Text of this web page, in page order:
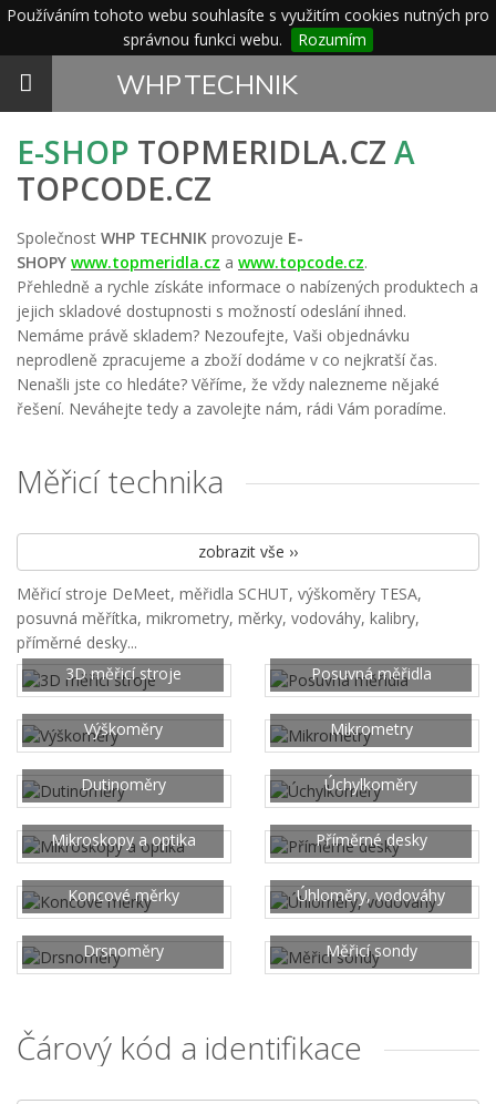
Používáním tohoto webu souhlasíte s využitím cookies nutných pro
správnou funkci webu.
Rozumím
Toggle
WHPTECHNIK
E-SHOP TOPMERIDLA.CZ A
TOPCODE.CZ
Společnost WHP TECHNIK provozuje E-
SHOPY www.topmeridla.cz a www.topcode.cz.
Přehledně a rychle získáte informace o nabízených produktech a
jejich skladové dostupnosti s možností odeslání ihned.
Nemáme právě skladem? Nezoufejte, Vaši objednávku
neprodleně zpracujeme a zboží dodáme v co nejkratší čas.
Nenašli jste co hledáte? Věříme, že vždy nalezneme nějaké
řešení. Neváhejte tedy a zavolejte nám, rádi Vám poradíme.
Měřicí technika
zobrazit vše ››
Měřicí stroje DeMeet, měřidla SCHUT, výškoměry TESA,
posuvná měřítka, mikrometry, měrky, vodováhy, kalibry,
příměrné desky...
3D měřicí stroje
Posuvná měřidla
Výškoměry Mikrometry
Dutinoměry Úchylkoměry
Mikroskopy a optika Příměrné desky
Koncové měrky Úhloměry, vodováhy
Drsnoměry Měřicí sondy
Čárový kód a identifikace